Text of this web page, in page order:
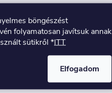
böngészést
folyamatosan javítsuk annak
sütikről *ITT
Elfogadom